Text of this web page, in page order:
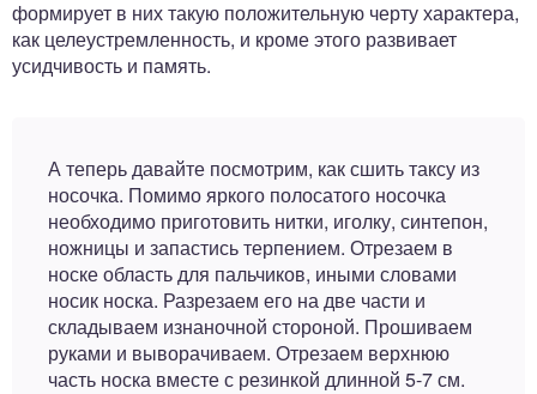
формирует в них такую положительную черту характера,
как целеустремленность, и кроме этого развивает
усидчивость и память.
А теперь давайте посмотрим, как сшить таксу из
носочка. Помимо яркого полосатого носочка
необходимо приготовить нитки, иголку, синтепон,
ножницы и запастись терпением. Отрезаем в
носке область для пальчиков, иными словами
носик носка. Разрезаем его на две части и
складываем изнаночной стороной. Прошиваем
руками и выворачиваем. Отрезаем верхнюю
часть носка вместе с резинкой длинной 5-7 см.